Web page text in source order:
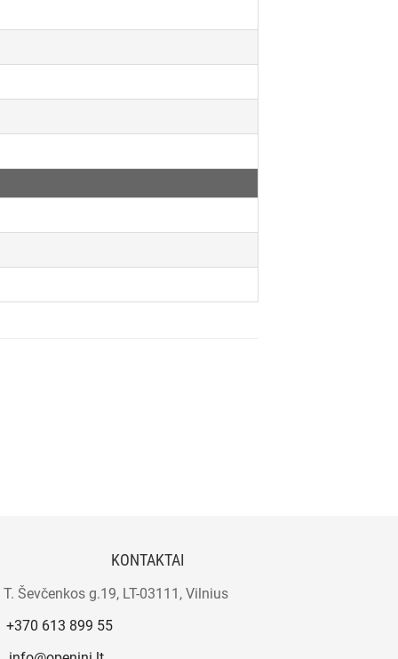
KONTAKTAI
T. Ševčenkos g.19, LT-03111, Vilnius
+370 613 899 55